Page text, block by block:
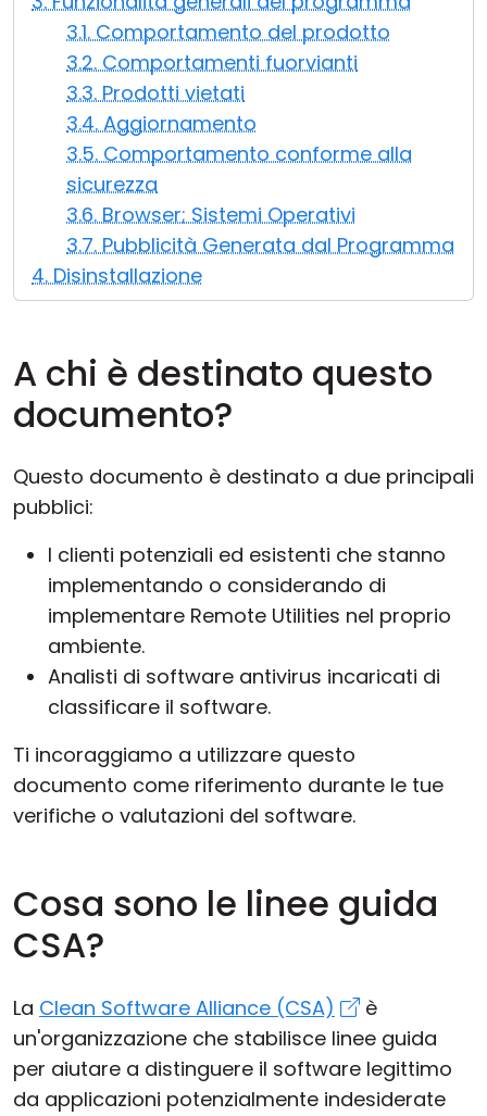
3.1. Comportamento del prodotto
3.2. Comportamenti fuorvianti
3.3. Prodotti vietati
3.4. Aggiornamento
3.5. Comportamento conforme alla
sicurezza
3.6. Browser; Sistemi Operativi
3.7. Pubblicità Generata dal Programma
4. Disinstallazione
A chi è destinato questo
documento?
Questo documento è destinato a due principali
pubblici:
I clienti potenziali ed esistenti che stanno
implementando o considerando di
implementare Remote Utilities nel proprio
ambiente.
Analisti di software antivirus incaricati di
classificare il software.
Ti incoraggiamo a utilizzare questo
documento come riferimento durante le tue
verifiche o valutazioni del software.
Cosa sono le linee guida
CSA?
La Clean Software Alliance (CSA)
è
un'organizzazione che stabilisce linee guida
per aiutare a distinguere il software legittimo
da applicazioni potenzialmente indesiderate